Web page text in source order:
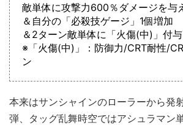
敵単体に攻撃力600％ダメージを与
＆自分の「必殺技ゲージ」1個増加
＆2ターン敵単体に「火傷(中)」付
※「火傷(中)」：防御力/CRT耐性/
ン
本来はサンシャインのローラーから発
弾、タッグ乱舞時空ではアシュラマン